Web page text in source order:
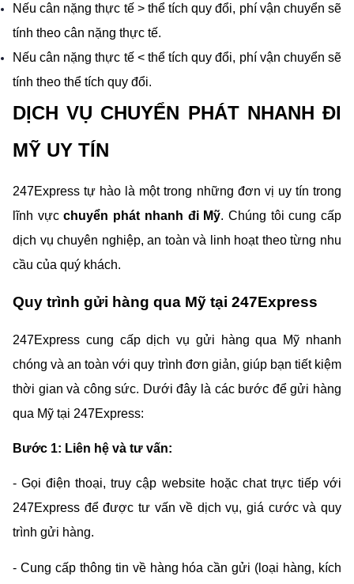
Nếu cân nặng thực tế > thể tích quy đổi, phí vận chuyển sẽ
tính theo cân nặng thực tế.
Nếu cân nặng thực tế < thể tích quy đổi, phí vận chuyển sẽ
tính theo thể tích quy đổi.
DỊCH VỤ CHUYỂN PHÁT NHANH ĐI
MỸ UY TÍN
247Express tự hào là một trong những đơn vị uy tín trong
lĩnh vực chuyển phát nhanh đi Mỹ. Chúng tôi cung cấp
dịch vụ chuyên nghiệp, an toàn và linh hoạt theo từng nhu
cầu của quý khách.
Quy trình gửi hàng qua Mỹ tại 247Express
247Express cung cấp dịch vụ gửi hàng qua Mỹ nhanh
chóng và an toàn với quy trình đơn giản, giúp bạn tiết kiệm
thời gian và công sức. Dưới đây là các bước để gửi hàng
qua Mỹ tại 247Express:
Bước 1: Liên hệ và tư vấn:
- Gọi điện thoại, truy cập website hoặc chat trực tiếp với
247Express để được tư vấn về dịch vụ, giá cước và quy
trình gửi hàng.
- Cung cấp thông tin về hàng hóa cần gửi (loại hàng, kích